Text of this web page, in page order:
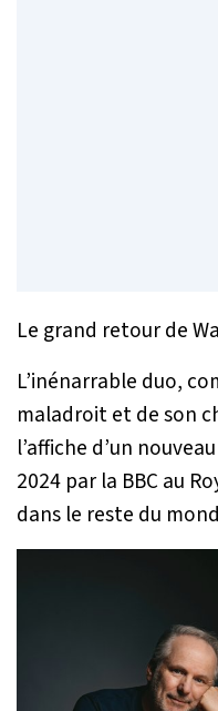
Le grand retour de
L’inénarrable duo,
maladroit et de son
l’affiche d’un
2024 par la BBC au
dans le reste du